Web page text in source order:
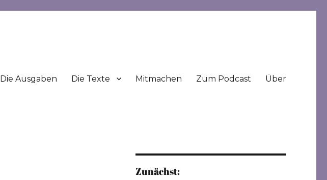
Die Ausgaben Die Texte Mitmachen Zum Podcast Über
Zunächst: